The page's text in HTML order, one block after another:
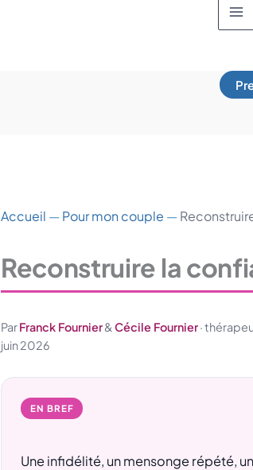
Accueil —Pour mon couple —
Reconstruire la
ParFranck Fournier& Cécile Fournier·
juin 2026
EN BREF
Une infidélité, un mensonge répété,